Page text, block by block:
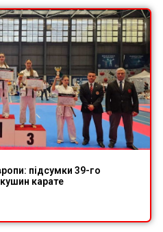
підсумки 39-го
карате